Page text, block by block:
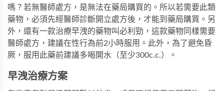
嗎？若無醫師處方，是無法在藥局購買的。所以若需要此類
藥物，必須先經醫師診斷開立處方後，才能到藥局購買。另
外，還有一款治療早洩的藥物叫必利勁 ，這款藥物同樣需要
醫師處方，建議在性行為前2小時服用。此外，為了避免昏
厥，服用此藥前建議多喝開水（至少300c.c.）。
早洩治療方案